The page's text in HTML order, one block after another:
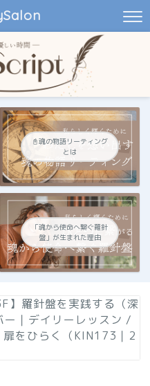
📓魂の物語リーティング
とは
「魂から使命へ繋ぐ羅針
盤」が生まれた理由
】羅針盤を実践する（深
｜デイリーレッスン /
扉をひらく（KIN173｜2